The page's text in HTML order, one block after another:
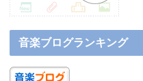
音楽ブログランキング